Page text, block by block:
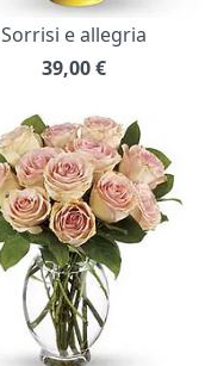
Sorrisi e allegria
39,00€